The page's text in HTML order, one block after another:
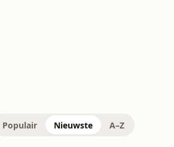
Populair Nieuwste A–Z